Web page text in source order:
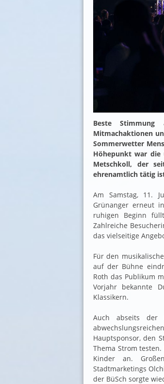
Beste Stimmung
Mitmachaktionen
Sommerwetter
Höhepunkt war die
Metschkoll, der
ehrenamtlich tätig
Am Samstag, 11.
Grünanger erneut
ruhigen Beginn
Zahlreiche
das vielseitige
Für den
auf der Bühne
Roth das Publikum
Vorjahr bekannte
Klassikern.
Auch abseits der
Hauptsponsor, den
Thema Strom
Kinder an.
Stadtmarketings
der BüSch sorgte